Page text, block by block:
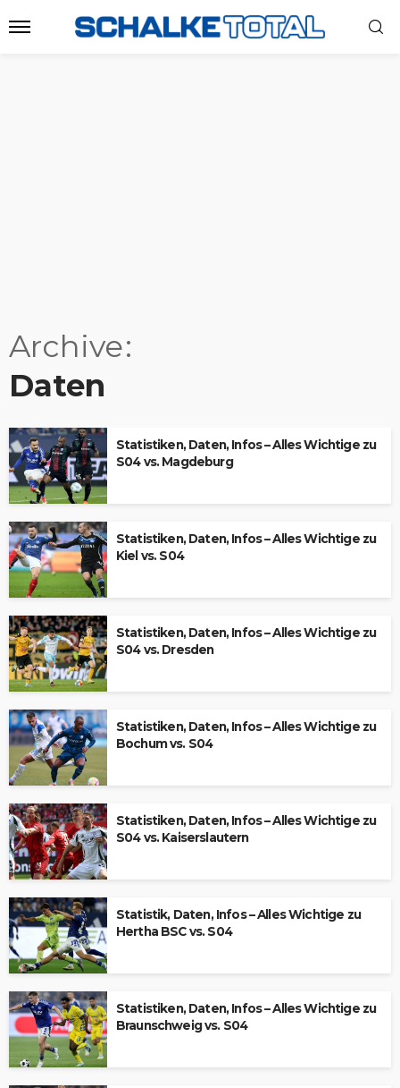
Archive
Daten
Statistiken, Daten, Infos – Alles Wichtige zu
S04 vs. Magdeburg
Statistiken, Daten, Infos – Alles Wichtige zu
Kiel vs. S04
Statistiken, Daten, Infos – Alles Wichtige zu
S04 vs. Dresden
Statistiken, Daten, Infos – Alles Wichtige zu
Bochum vs. S04
Statistiken, Daten, Infos – Alles Wichtige zu
S04 vs. Kaiserslautern
Statistik, Daten, Infos – Alles Wichtige zu
Hertha BSC vs. S04
Statistiken, Daten, Infos – Alles Wichtige zu
Braunschweig vs. S04